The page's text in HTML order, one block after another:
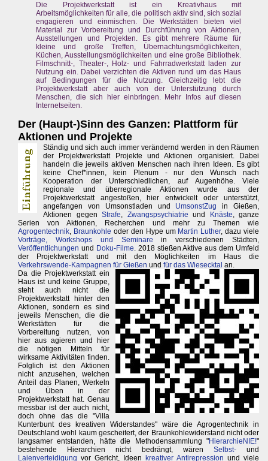
Die Projektwerkstatt ist ein Kreativhaus mit
Arbeitsmöglichkeiten für alle, die politisch aktiv sind, sich sozial
engagieren und einmischen. Die Werkstätten bieten viel
Material zur Vorbereitung und Durchführung von Aktionen,
Ausstellungen und Projekten. Es gibt mehrere Räume für
kleine und große Treffen, Übernachtungsmöglichkeiten,
Küchen, Ausstellungsmöglichkeiten und eine große Bibliothek.
Filmschnitt-, Theater-, Holz- und Fahrradwerkstatt laden zur
Nutzung ein. Dabei verzichten die Aktiven rund um das Haus
auf Bedingungen für die Nutzung. Gleichzeitig lebt die
Projektwerkstatt aber auch von der Unterstützung durch
Menschen, die sich hier einbringen. Mehr Infos auf diesen
Internetseiten.
Der (Haupt-)Sinn des Ganzen: Plattform für
Aktionen und Projekte
Ständig und sich auch immer verändernd werden in den Räumen
der Projektwerkstatt Projekte und Aktionen organisiert. Dabei
handeln die jeweils aktiven Menschen nach ihren Ideen. Es gibt
keine Chef*innen, kein Plenum - nur den Wunsch nach
Kooperation der Unterschiedlichen, auf Augenhöhe. Viele
regionale und überregionale Aktionen wurde aus der
Projektwerkstatt angestoßen, hier entwickelt oder unterstützt,
angefangen von Umsonstladen und UmsonstZug
in Gießen,
Aktionen gegenStrafe, Zwangspsychiatrie und Knäste, ganze
Serien von Aktionen, Recherchen und mehr zu Themen wie
Agrogentechnik, Braunkohle oder den Hype um Martin Luther, dazu viele
Vorträge, Workshops und Seminare in verschiedenen Städten,
Veröffentlichungen und Doku-Filme. 2018 stießen Aktive aus dem Umfeld
der Projektwerkstatt und mit den Möglichkeiten im Haus die
Verkehrswende-Kampagnen für Gießen und für das Wiesecktal an.
Da die Projektwerkstatt ein
Haus ist und keine Gruppe,
steht auch nicht die
Projektwerkstatt hinter den
Aktionen, sondern es sind
jeweils Menschen, die die
Werkstätten für die
Vorbereitung nutzen, von
hier aus agieren und hier
die nötigen Mitteln für
wirksame Aktivitäten finden.
Folglich ist den Aktionen
nicht anzusehen, welchen
Anteil das Planen, Werkeln
und Üben in der
Projektwerkstatt hat. Genau
messbar ist der auch nicht,
doch ohne das die "Villa
Kunterbunt des kreativen Widerstandes" wäre die Agrogentechnik in
Deutschland wohl kaum gescheitert, der Braunkohlewiderstand nicht oder
langsamer entstanden, hätte die Methodensammlung "HierarchieNIE!"
bestehende Hierarchien nicht bedrängt, wären Selbst- und
Laienverteidigung vor Gericht, Ideen kreativer Antirepression und viele